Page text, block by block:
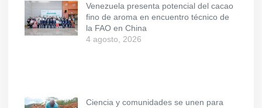
Venezuela presenta potencial del cacao
fino de aroma en encuentro técnico de
la FAO en China
4 agosto, 2026
Ciencia y comunidades se unen para